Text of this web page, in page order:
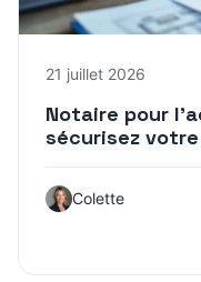
21 juillet 2026
Notaire pour
sécurisez
Colette